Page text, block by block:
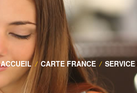
ACCUEIL / CARTE FRANCE /